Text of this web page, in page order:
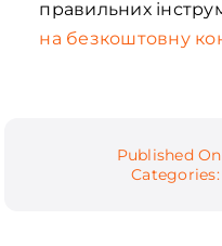
правильних
на безкоштовну
Published
Categories: